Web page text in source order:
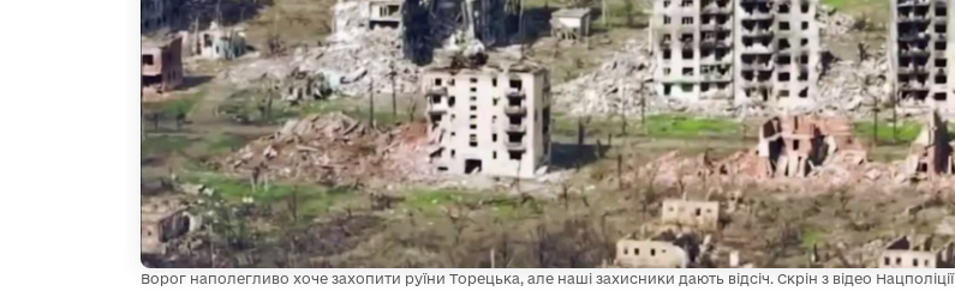
Ворог наполегливо хоче захопити руїни Торецька, але наші захисники дають відсіч. Скрін з відео Нацполіції